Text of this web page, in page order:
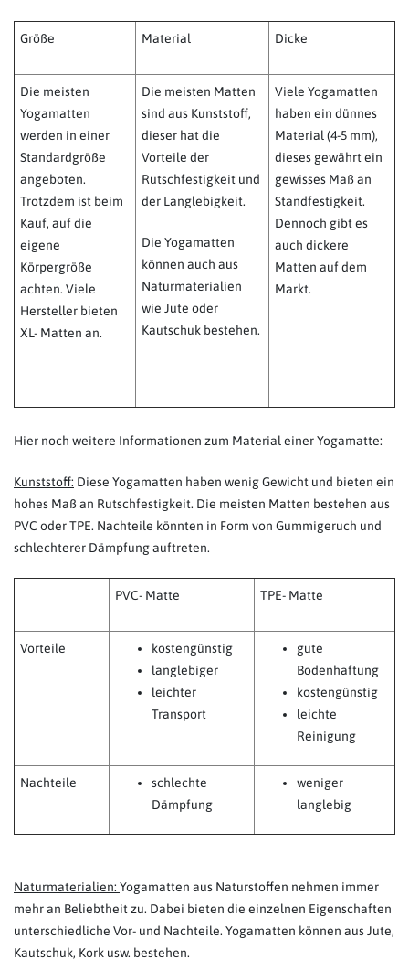
Größe Material Dicke
Die meisten
Yogamatten
werden in einer
Standardgröße
angeboten.
Trotzdem ist beim
Kauf, auf die
eigene
Körpergröße
achten. Viele
Hersteller bieten
XL- Matten an.
Die meisten Matten
sind aus Kunststoff,
dieser hat die
Vorteile der
Rutschfestigkeit und
der Langlebigkeit.
Die Yogamatten
können auch aus
Naturmaterialien
wie Jute oder
Kautschuk bestehen.
Viele Yogamatten
haben ein dünnes
Material (4-5 mm),
dieses gewährt ein
gewisses Maß an
Standfestigkeit.
Dennoch gibt es
auch dickere
Matten auf dem
Markt.
Hier noch weitere Informationen zum Material einer Yogamatte:
Kunststoff: Diese Yogamatten haben wenig Gewicht und bieten ein
hohes Maß an Rutschfestigkeit. Die meisten Matten bestehen aus
PVC oder TPE. Nachteile könnten in Form von Gummigeruch und
schlechterer Dämpfung auftreten.
PVC- Matte TPE- Matte
Vorteile
kostengünstig
langlebiger
leichter
Transport
gute
Bodenhaftung
kostengünstig
leichte
Reinigung
Nachteile
schlechte
Dämpfung
weniger
langlebig
Naturmaterialien: Yogamatten aus Naturstoffen nehmen immer
mehr an Beliebtheit zu. Dabei bieten die einzelnen Eigenschaften
unterschiedliche Vor- und Nachteile. Yogamatten können aus Jute,
Kautschuk, Kork usw. bestehen.